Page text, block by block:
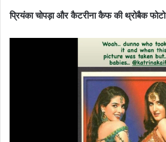
प्रियंका चोपड़ा और कैटरीना कैफ की थ्रोबैक फोटो